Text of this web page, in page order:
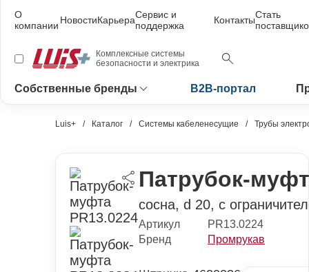
О
компании НовостиКарьераСервис и
поддержка
КонтактыСтать
Комплексные системы
безопасности и электрика
Собственные бренды B2B-портал
Luis+ Каталог Системы кабеленесущие Трубы
Патрубок-
сосна, d 20, с
Артикул
PR13.0224
Бренд
Промрукав